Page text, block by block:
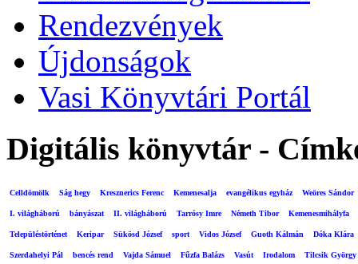
Rendezvények
Újdonságok
Vasi Könyvtári Portál
Digitális könyvtár -
Celldömölk Ság hegy Kresznerics Ferenc Kemenesalja evangélikus egyház Weöres Sándor
I. világháború bányászat II. világháború Tarrósy Imre Németh Tibor Kemenesmihályfa
Településtörténet Keripar Sükösd József sport Vidos József Guoth Kálmán Dóka Klára
Szerdahelyi Pál bencés rend Vajda Sámuel Fűzfa Balázs Vasút Irodalom Tilcsik György